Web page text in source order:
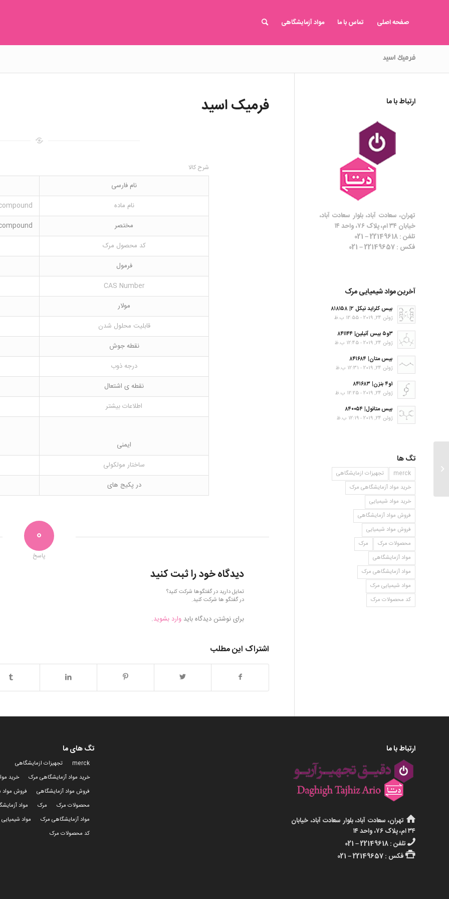
صفحه اصلی تماس با ما مواد آزمایشگاهی
فرمیک اسید
فرمیک اسید
شرح کالا
نام فارسی
نام ماده
مختصر
کد محصول مرک
فرمول
CAS Number
مولار
قابلیت محلول شدن
نقطه جوش
درجه ذوب
نقطه ی اشتعال
اطلاعات بیشتر
ایمنی
ساختار مولکولی
در پکیج های
0
پاسخ
دیدگاه خود را ثبت کنید
تمایل دارید در گفتگوها شرکت کنید؟
در گفتگو ها شرکت کنید.
برای نوشتن دیدگاه باید وارد بشوید.
اشتراک این مطلب
ارتباط با ما
تهران، سعادت آباد، بلوار سعادت آباد،
خیابان ۳۴ ام، پلاک ۷۶، واحد ۱۴
تلفن : 22149618 – 021
فکس : 22149657 – 021
آخرین مواد شیمیایی مرک
بیس کلراید نیکل ۲| ۸۱۸۱۵۸
ژوئن 24, 2019 - 12:55 ب.ظ
۳و۵ بیس آنیلین| ۸۴۱۱۴۴
ژوئن 24, 2019 - 12:45 ب.ظ
بیس متان| ۸۴۱۶۸۴
ژوئن 24, 2019 - 12:31 ب.ظ
۱و۴ بنزن| ۸۴۱۶۸۳
ژوئن 24, 2019 - 12:25 ب.ظ
بیس متانول| ۸۴۰۰۵۴
ژوئن 24, 2019 - 12:19 ب.ظ
تگ ها
merck
تجهیزات ازمایشگاهی
خرید مواد آزمایشگاهی مرک
خرید مواد شیمیایی
فروش مواد آزمایشگاهی
فروش مواد شیمیایی
محصولات مرک
مرک
مواد آزمایشگاهی
مواد آزمایشگاهی مرک
مواد شیمیایی مرک
کد محصولات مرک
ارتباط با ما
تهران، سعادت آباد، بلوار سعادت آباد، خیابان
۳۴ ام، پلاک ۷۶، واحد ۱۴
تلفن : 22149618 – 021
فکس : 22149657 – 021
تگ های ما
merck
تجهیزات ازمایشگاهی
خرید مواد آزمایشگاهی مرک
خرید
فروش مواد آزمایشگاهی
فروش مواد
محصولات مرک
مرک
مواد
مواد آزمایشگاهی مرک
مواد
کد محصولات مرک
ان فرمیل دی ترت لوسین